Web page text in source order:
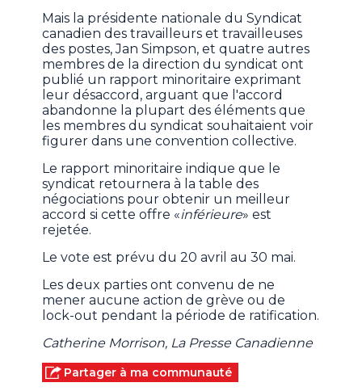
Mais la présidente nationale du Syndicat
canadien des travailleurs et travailleuses
des postes, Jan Simpson, et quatre autres
membres de la direction du syndicat ont
publié un rapport minoritaire exprimant
leur désaccord, arguant que l'accord
abandonne la plupart des éléments que
les membres du syndicat souhaitaient voir
figurer dans une convention collective.
Le rapport minoritaire indique que le
syndicat retournera à la table des
négociations pour obtenir un meilleur
accord si cette offre «inférieure» est
rejetée.
Le vote est prévu du 20 avril au 30 mai.
Les deux parties ont convenu de ne
mener aucune action de grève ou de
lock-out pendant la période de ratification.
Catherine Morrison, La Presse Canadienne
Partager à ma communauté